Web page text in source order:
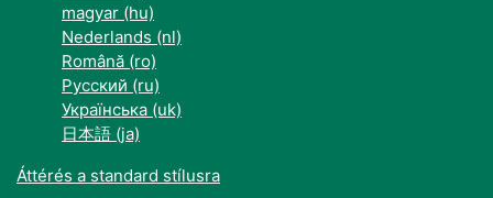
magyar ‎(hu)‎
Nederlands ‎(nl)‎
Română ‎(ro)‎
Русский ‎(ru)‎
Українська ‎(uk)‎
日本語 ‎(ja)‎
Áttérés a standard stílusra